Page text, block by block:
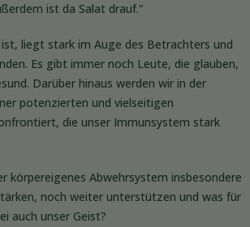
ist da Salat drauf.“
ist, liegt stark im Auge des Betrachters und
Es gibt immer noch Leute, die glauben,
Darüber hinaus werden wir in der
potenzierten und vielseitigen
die unser Immunsystem stark
körpereigenes Abwehrsystem insbesondere
noch weiter unterstützen und was für
auch unser Geist?